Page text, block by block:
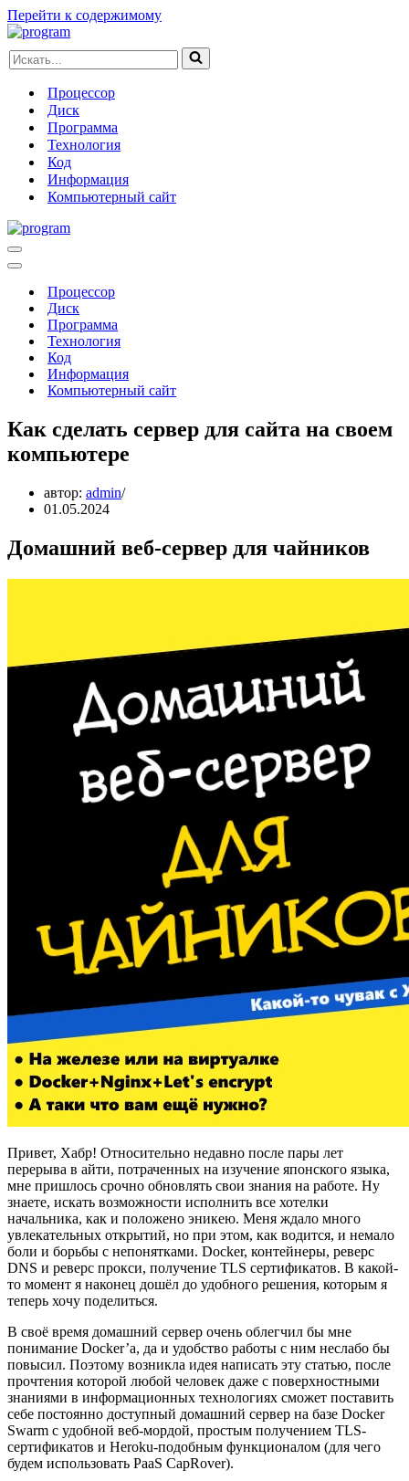
Перейти к содержимому
Искать...
Процессор
Диск
Программа
Технология
Код
Информация
Компьютерный сайт
Меню
навигации
Меню
навигацииПроцессор
Диск
Программа
Технология
Код
Информация
Компьютерный сайт
Как сделать сервер для сайта на своем
компьютере
автор: admin
01.05.2024
Домашний веб-сервер для чайников
Привет, Хабр! Относительно недавно после пары лет
перерыва в айти, потраченных на изучение японского языка,
мне пришлось срочно обновлять свои знания на работе. Ну
знаете, искать возможности исполнить все хотелки
начальника, как и положено эникею. Меня ждало много
увлекательных открытий, но при этом, как водится, и немало
боли и борьбы с непонятками. Docker, контейнеры, реверс
DNS и реверс прокси, получение TLS сертификатов. В какой-
то момент я наконец дошёл до удобного решения, которым я
теперь хочу поделиться.
В своё время домашний сервер очень облегчил бы мне
понимание Docker’а, да и удобство работы с ним неслабо бы
повысил. Поэтому возникла идея написать эту статью, после
прочтения которой любой человек даже с поверхностными
знаниями в информационных технологиях сможет поставить
себе постоянно доступный домашний сервер на базе Docker
Swarm с удобной веб-мордой, простым получением TLS-
сертификатов и Heroku-подобным функционалом (для чего
будем использовать PaaS CapRover).